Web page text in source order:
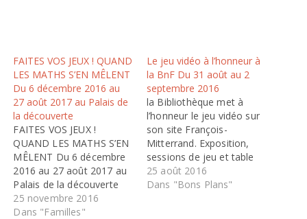
FAITES VOS JEUX ! QUAND
LES MATHS S’EN MÊLENT
Du 6 décembre 2016 au
27 août 2017 au Palais de
la découverte
FAITES VOS JEUX !
QUAND LES MATHS S’EN
MÊLENT Du 6 décembre
2016 au 27 août 2017 au
Palais de la découverte
“Les formules
mathématiques liées aux
25 novembre 2016
Dans "Familles"
Le jeu vidéo à l’honneur à
la BnF Du 31 août au 2
septembre 2016
la Bibliothèque met à
l’honneur le jeu vidéo sur
son site François-
Mitterrand. Exposition,
sessions de jeu et table
ronde sont au
programme de ces trois
25 août 2016
Dans "Bons Plans"